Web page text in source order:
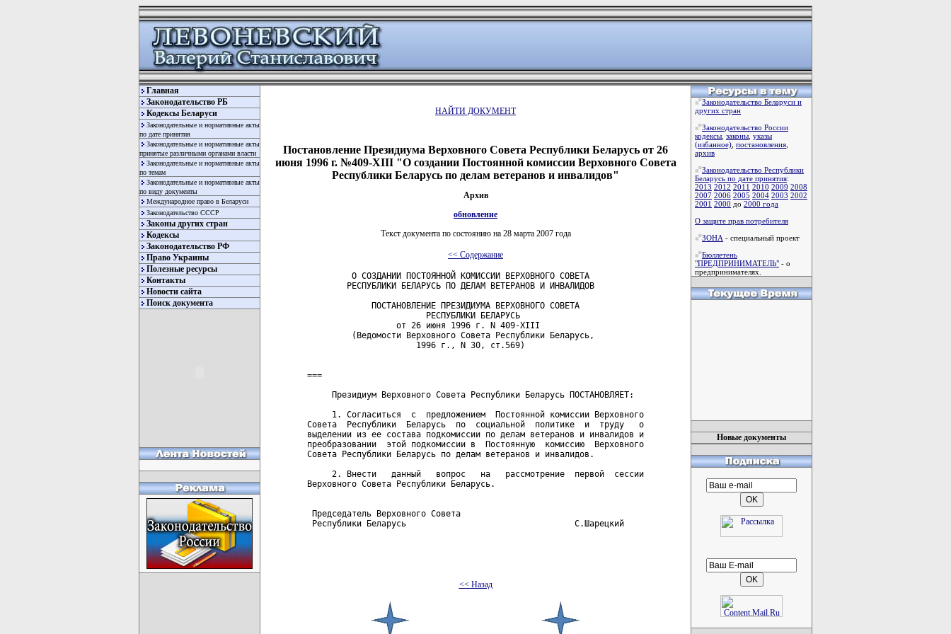
Главная
Законодательство РБ
Кодексы Беларуси
Законодательные и нормативные акты
по дате принятия
Законодательные и нормативные акты
принятые различными органами власти
Законодательные и нормативные акты
по темам
Законодательные и нормативные акты
по виду документы
Международное право в Беларуси
Законодательство СССР
Законы других стран
Кодексы
Законодательство РФ
Право Украины
Полезные ресурсы
Контакты
Новости сайта
Поиск документа
НАЙТИ ДОКУМЕНТ
Постановление Президиума Верховного Совета Республики Беларусь от 26
июня 1996 г. №409-XIII "О создании Постоянной комиссии Верховного Совета
Республики Беларусь по делам ветеранов и инвалидов"
Архив
обновление
Текст документа по состоянию на 28 марта 2007 года
<< Содержание
         О СОЗДАНИИ ПОСТОЯННОЙ КОМИССИИ ВЕРХОВНОГО СОВЕТА
        РЕСПУБЛИКИ БЕЛАРУСЬ ПО ДЕЛАМ ВЕТЕРАНОВ И ИНВАЛИДОВ
             ПОСТАНОВЛЕНИЕ ПРЕЗИДИУМА ВЕРХОВНОГО СОВЕТА
                        РЕСПУБЛИКИ БЕЛАРУСЬ
                  от 26 июня 1996 г. N 409-XIII
         (Ведомости Верховного Совета Республики Беларусь,
                      1996 г., N 30, ст.569)
===
     Президиум Верховного Совета Республики Беларусь ПОСТАНОВЛЯЕТ:
     1. Согласиться  с  предложением  Постоянной комиссии Верховного
Совета  Республики  Беларусь  по  социальной  политике  и  труду   о
выделении из ее состава подкомиссии по делам ветеранов и инвалидов и
преобразовании  этой подкомиссии в  Постоянную  комиссию  Верховного
Совета Республики Беларусь по делам ветеранов и инвалидов.
     2. Внести   данный   вопрос   на   рассмотрение  первой  сессии
Верховного Совета Республики Беларусь.
Председатель Верховного Совета
Республики Беларусь                                  С.Шарецкий
<< Назад
Законодательство Беларуси и
других стран
Законодательство России
кодексы законы указы
(избанное) постановления
архив
Законодательство Республики
Беларусь по дате принятия:
2013 2012 2011 2010 2009 2008
2007 2006 2005 2004 2003 2002
2001 2000 до 2000 года
О защите прав потребителя
ЗОНА - специальный проект
Бюллетень
"ПРЕДПРИНИМАТЕЛЬ" - о
предпринимателях.
Новые документы